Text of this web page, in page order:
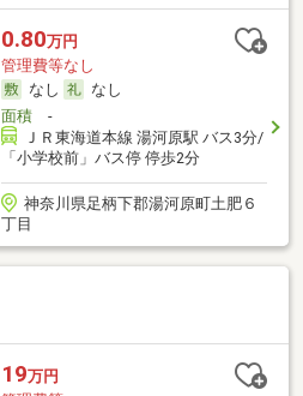
0.80万円
管理費等なし
なし
なし
面積-
ＪＲ東海道本線 湯河原駅 バス3分/
「小学校前」バス停 停歩2分
神奈川県足柄下郡湯河原町土肥６
丁目
19万円